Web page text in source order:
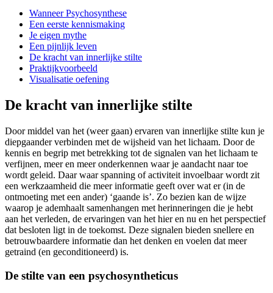
Wanneer Psychosynthese
Een eerste kennismaking
Je eigen mythe
Een pijnlijk leven
De kracht van innerlijke stilte
Praktijkvoorbeeld
Visualisatie oefening
De kracht van innerlijke stilte
Door middel van het (weer gaan) ervaren van innerlijke stilte kun je
diepgaander verbinden met de wijsheid van het lichaam. Door de
kennis en begrip met betrekking tot de signalen van het lichaam te
verfijnen, meer en meer onderkennen waar je aandacht naar toe
wordt geleid. Daar waar spanning of activiteit invoelbaar wordt zit
een werkzaamheid die meer informatie geeft over wat er (in de
ontmoeting met een ander) ‘gaande is’. Zo bezien kan de wijze
waarop je ademhaalt samenhangen met herinneringen die je hebt
aan het verleden, de ervaringen van het hier en nu en het perspectief
dat besloten ligt in de toekomst. Deze signalen bieden snellere en
betrouwbaardere informatie dan het denken en voelen dat meer
getraind (en geconditioneerd) is.
De stilte van een psychosyntheticus